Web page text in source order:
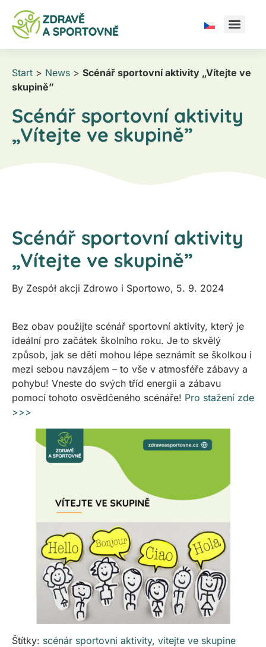
Start > News > Scénář sportovní aktivity „Vítejte ve
skupině”
Scénář sportovní aktivity
„Vítejte ve skupině”
Scénář sportovní aktivity
„Vítejte ve skupině”
By Zespół akcji Zdrowo i Sportowo, 5. 9. 2024
Bez obav použijte scénář sportovní aktivity, který je
ideální pro začátek školního roku. Je to skvělý
způsob, jak se děti mohou lépe seznámit se školkou i
mezi sebou navzájem – to vše v atmosféře zábavy a
pohybu! Vneste do svých tříd energii a zábavu
pomocí tohoto osvědčeného scénáře! Pro stažení zde
>>>
Štítky: scénár sportovni aktivity, vitejte ve skupine